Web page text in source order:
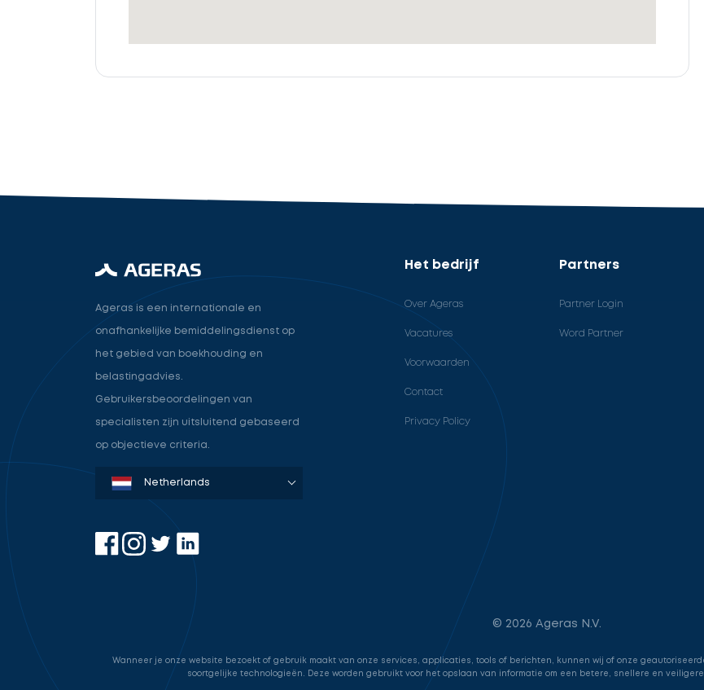
cta_box.sub_headline
Ageras is een internationale en
onafhankelijke bemiddelingsdienst op
het gebied van boekhouding en
belastingadvies.
Gebruikersbeoordelingen van
specialisten zijn uitsluitend gebaseerd
op objectieve criteria.
Denmark
Sweden
Norway
Netherlands
Germany
USA
Het bedrijf
Over Ageras
Vacatures
Voorwaarden
Contact
Privacy Policy
Partners
Partner Login
Word Partner
© 2026 Ageras N.V.
Wanneer je onze website bezoekt of gebruik maakt van onze services, applicaties, tools of berichten, kunnen wij of onze
soortgelijke technologieën. Deze worden gebruikt voor het opslaan van informatie om een betere, snellere en